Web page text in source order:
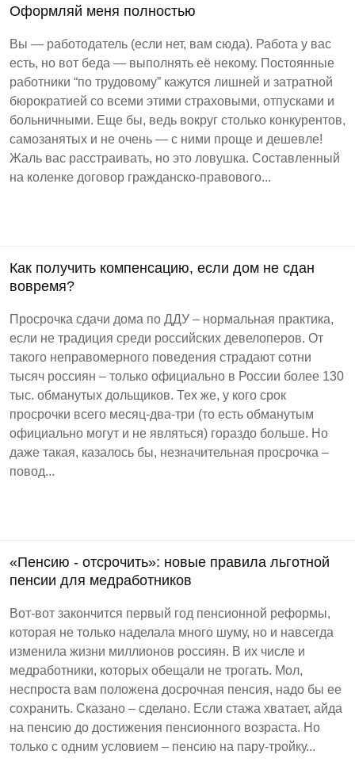
Оформляй меня полностью
Вы — работодатель (если нет, вам сюда). Работа у вас
есть, но вот беда — выполнять её некому. Постоянные
работники “по трудовому” кажутся лишней и затратной
бюрократией со всеми этими страховыми, отпусками и
больничными. Еще бы, ведь вокруг столько конкурентов,
самозанятых и не очень — с ними проще и дешевле!
Жаль вас расстраивать, но это ловушка. Составленный
на коленке договор гражданско-правового...
Как получить компенсацию, если дом не сдан
вовремя?
Просрочка сдачи дома по ДДУ – нормальная практика,
если не традиция среди российских девелоперов. От
такого неправомерного поведения страдают сотни
тысяч россиян – только официально в России более 130
тыс. обманутых дольщиков. Тех же, у кого срок
просрочки всего месяц-два-три (то есть обманутым
официально могут и не являться) гораздо больше. Но
даже такая, казалось бы, незначительная просрочка –
повод...
«Пенсию - отсрочить»: новые правила льготной
пенсии для медработников
Вот-вот закончится первый год пенсионной реформы,
которая не только наделала много шуму, но и навсегда
изменила жизни миллионов россиян. В их числе и
медработники, которых обещали не трогать. Мол,
неспроста вам положена досрочная пенсия, надо бы ее
сохранить. Сказано – сделано. Если стажа хватает, айда
на пенсию до достижения пенсионного возраста. Но
только с одним условием – пенсию на пару-тройку...